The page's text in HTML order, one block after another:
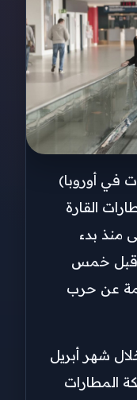
في أوروبا)
القارة
منذ بدء
التعافي الذي أعقب جائحة كوفيد-19 قبل خمس
عن حرب
‌شهر ⁠أبريل
شبكة المطارات